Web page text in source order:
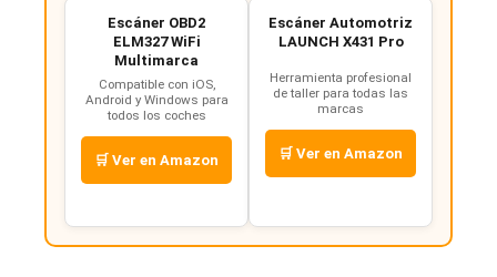
Escáner OBD2
ELM327 WiFi
Multimarca
Compatible con iOS,
Android y Windows para
todos los coches
🛒 Ver en Amazon
Escáner Automotriz
LAUNCH X431 Pro
Herramienta profesional
de taller para todas las
marcas
🛒 Ver en Amazon